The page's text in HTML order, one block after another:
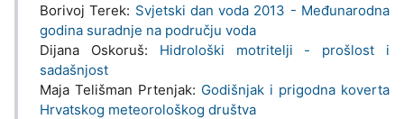
Borivoj Terek: Svjetski dan voda 2013 - Međunarodna
godina suradnje na području voda
Dijana Oskoruš: Hidrološki motritelji - prošlost i
sadašnjost
Maja Telišman Prtenjak: Godišnjak i prigodna koverta
Hrvatskog meteorološkog društva